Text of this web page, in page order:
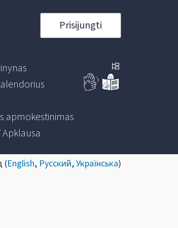
Prisijungti
apmokestinimas
(English, Русский,Українська)